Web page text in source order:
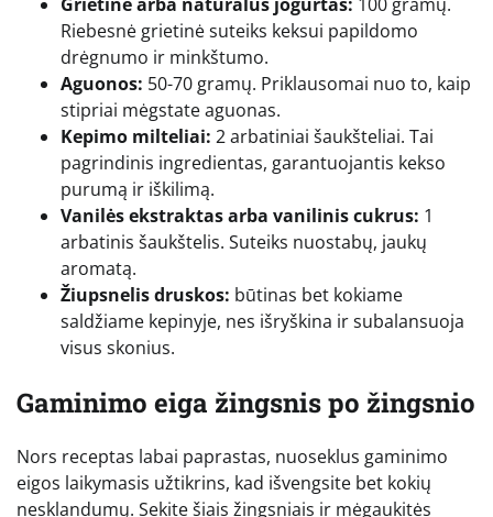
Riebesnė grietinė suteiks keksui papildomo
drėgnumo ir minkštumo.
Aguonos: 50-70 gramų. Priklausomai nuo to, kaip
stipriai mėgstate aguonas.
Kepimo milteliai: 2 arbatiniai šaukšteliai. Tai
pagrindinis ingredientas, garantuojantis kekso
purumą ir iškilimą.
Vanilės ekstraktas arba vanilinis cukrus: 1
arbatinis šaukštelis. Suteiks nuostabų, jaukų
aromatą.
Žiupsnelis druskos: būtinas bet kokiame
saldžiame kepinyje, nes išryškina ir subalansuoja
visus skonius.
Gaminimo eiga žingsnis po žingsnio
Nors receptas labai paprastas, nuoseklus gaminimo
eigos laikymasis užtikrins, kad išvengsite bet kokių
nesklandumų. Sekite šiais žingsniais ir mėgaukitės